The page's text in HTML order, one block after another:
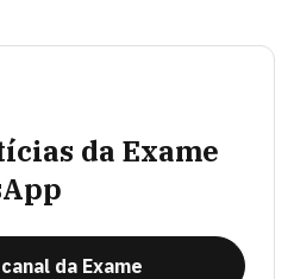
da Exame
da Exame